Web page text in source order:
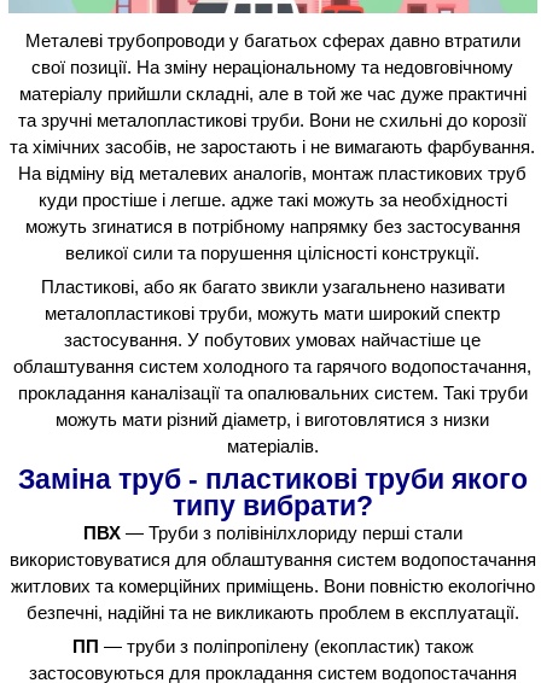
Металеві трубопроводи у багатьох сферах давно втратили
свої позиції. На зміну нераціональному та недовговічному
матеріалу прийшли складні, але в той же час дуже практичні
та зручні металопластикові труби. Вони не схильні до корозії
та хімічних засобів, не заростають і не вимагають фарбування.
На відміну від металевих аналогів, монтаж пластикових труб
куди простіше і легше. адже такі можуть за необхідності
можуть згинатися в потрібному напрямку без застосування
великої сили та порушення цілісності конструкції.
Пластикові, або як багато звикли узагальнено називати
металопластикові труби, можуть мати широкий спектр
застосування. У побутових умовах найчастіше це
облаштування систем холодного та гарячого водопостачання,
прокладання каналізації та опалювальних систем. Такі труби
можуть мати різний діаметр, і виготовлятися з низки
матеріалів.
Заміна труб - пластикові труби якого
типу вибрати?
ПВХ — Труби з полівінілхлориду перші стали
використовуватися для облаштування систем водопостачання
житлових та комерційних приміщень. Вони повністю екологічно
безпечні, надійні та не викликають проблем в експлуатації.
ПП — труби з поліпропілену (екопластик) також
застосовуються для прокладання систем водопостачання